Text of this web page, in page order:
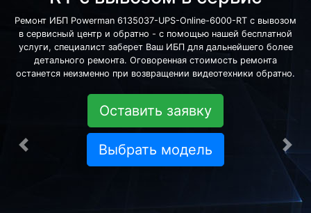
Ремонт ИБП Powerman 6135037-UPS-Online-6000-RT с вывозом
в сервисный центр и обратно - с помощью нашей бесплатной
услуги, специалист заберет Ваш ИБП для дальнейшего более
детального ремонта. Оговоренная стоимость ремонта
останется неизменно при возвращении видеотехники обратно.
Оставить заявку
Выбрать модель
Предыдущая